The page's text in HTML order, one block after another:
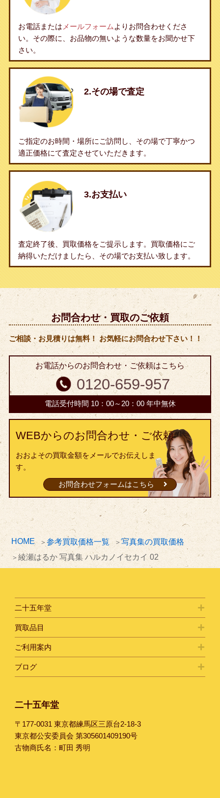
HOME 参考買取価格一覧
写真集の買取価格
綾瀬はるか 写真集 ハルカノイセカイ 02
お電話または メールフォーム よりお問合わせくださ
い。その際に、お品物の無いような数量をお聞かせ下
さい。
2.その場で査定
ご指定のお時間・場所にご訪問し、その場で丁寧かつ
適正価格にて査定させていただきます。
3.お支払い
査定終了後、買取価格をご提示します。買取価格にご
納得いただけましたら、その場でお支払い致します。
お問合わせ・買取のご依頼
ご相談・お見積りは無料！ お気軽にお問合わせ下さい！！
お電話からのお問合わせ・ご依頼はこちら
0120-659-957
電話受付時間 10：00～20：00 年中無休
WEBからのお問合わせ・ご依頼
おおよその買取金額をメールでお伝えしま
す。
お問合わせフォームはこちら
二十五年堂
買取品目
ご利用案内
ブログ
二十五年堂
〒177-0031 東京都練馬区三原台2-18-3
東京都公安委員会 第305601409190号
古物商氏名：町田 秀明